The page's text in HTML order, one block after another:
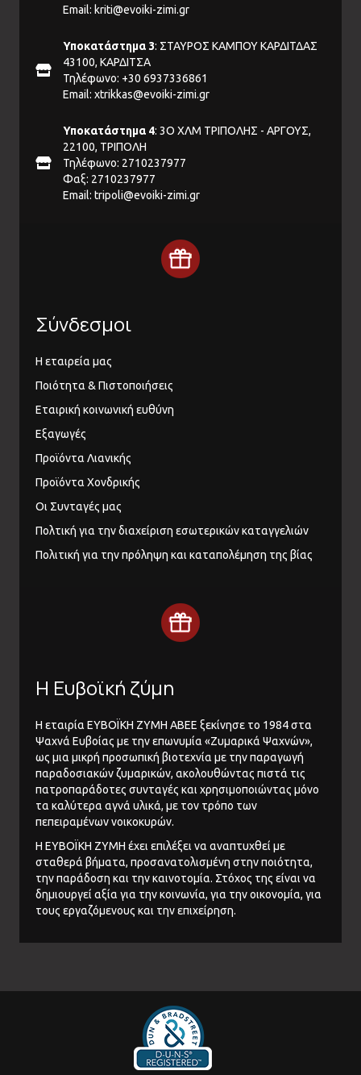
Email: kriti@evoiki-zimi.gr
Υποκατάστημα 3: ΣΤΑΥΡΟΣ ΚΑΜΠΟΥ ΚΑΡΔΙΤΔΑΣ
43100, ΚΑΡΔΙΤΣΑ
Τηλέφωνο: +30 6937336861
Email: xtrikkas@evoiki-zimi.gr
Υποκατάστημα 4: 3Ο ΧΛΜ ΤΡΙΠΟΛΗΣ - ΑΡΓΟΥΣ,
22100, ΤΡΙΠΟΛΗ
Τηλέφωνο: 2710237977
Φαξ: 2710237977
Email: tripoli@evoiki-zimi.gr
Σύνδεσμοι
Η εταιρεία μας
Ποιότητα & Πιστοποιήσεις
Εταιρική κοινωνική ευθύνη
Εξαγωγές
Προϊόντα Λιανικής
Προϊόντα Χονδρικής
Οι Συνταγές μας
Πολτική για την διαχείριση εσωτερικών καταγγελιών
Πολιτική για την πρόληψη και καταπολέμηση της βίας
Η Ευβοϊκή ζύμη
Η εταιρία ΕΥΒΟΪΚΗ ΖΥΜΗ ΑΒΕΕ ξεκίνησε το 1984 στα
Ψαχνά Ευβοίας με την επωνυμία «Ζυμαρικά Ψαχνών»,
ως μια μικρή προσωπική βιοτεχνία με την παραγωγή
παραδοσιακών ζυμαρικών, ακολουθώντας πιστά τις
πατροπαράδοτες συνταγές και χρησιμοποιώντας μόνο
τα καλύτερα αγνά υλικά, με τον τρόπο των
πεπειραμένων νοικοκυρών.
Η ΕΥΒΟΪΚΗ ΖΥΜΗ έχει επιλέξει να αναπτυχθεί με
σταθερά βήματα, προσανατολισμένη στην ποιότητα,
την παράδοση και την καινοτομία. Στόχος της είναι να
δημιουργεί αξία για την κοινωνία, για την οικονομία, για
τους εργαζόμενους και την επιχείρηση.